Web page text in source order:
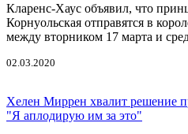
Кларенс-Хаус объявил, что
Корнуольская отправятся в
между вторником 17 марта и
02.03.2020
Хелен Миррен хвалит решение
"Я аплодирую им за это"